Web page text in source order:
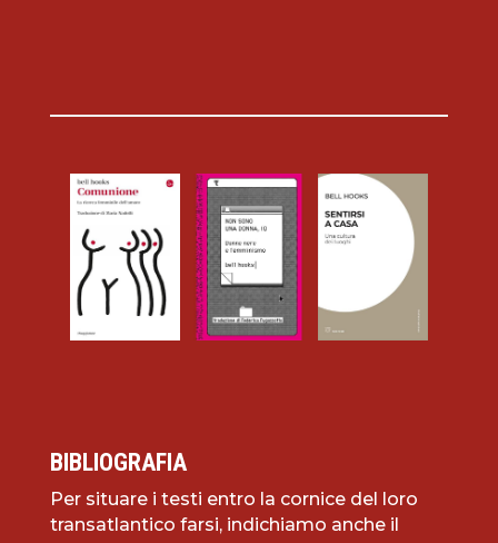
BIBLIOGRAFIA
Per situare i testi entro la cornice del loro
transatlantico farsi, indichiamo anche il